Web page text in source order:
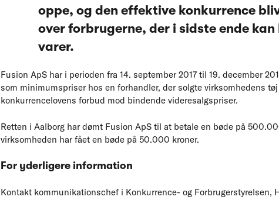
oppe, og den effektive konkurrence
over forbrugerne, der i sidste ende
varer.
Fusion ApS har i perioden fra 14. september 2017 til 19. december
som minimumspriser hos en forhandler, der solgte virksomhedens
konkurrencelovens forbud mod bindende videresalgspriser.
Retten i Aalborg har dømt Fusion ApS til at betale en bøde på
virksomheden har fået en bøde på 50.000 kroner.
For yderligere information
Kontakt kommunikationschef i Konkurrence- og Forbrugerstyrelsen,